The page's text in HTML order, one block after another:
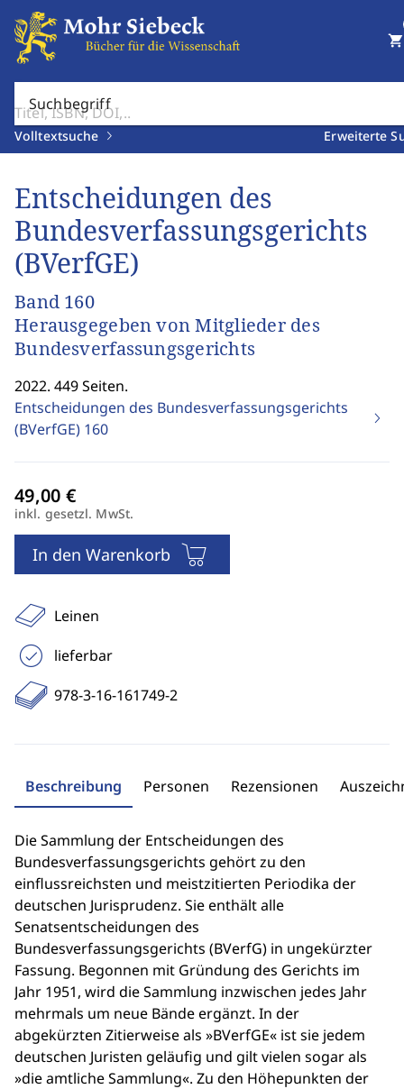
Suchbegriff
Volltextsuche Erweiterte
shopping_cart
Entscheidungen des
Bundesverfassungsgerichts
(BVerfGE)
Band 160
Herausgegeben von Mitglieder des
Bundesverfassungsgerichts
2022. 449 Seiten.
Entscheidungen des Bundesverfassungsgerichts
(BVerfGE) 160
inkl. gesetzl. MwSt.
In den Warenkorb
Leinen
lieferbar
978-3-16-161749-2
Beschreibung Personen Rezensionen
Die Sammlung der Entscheidungen des
Bundesverfassungsgerichts gehört zu den
einflussreichsten und meistzitierten Periodika der
deutschen Jurisprudenz. Sie enthält alle
Senatsentscheidungen des
Bundesverfassungsgerichts (BVerfG) in ungekürzter
Fassung. Begonnen mit Gründung des Gerichts im
Jahr 1951, wird die Sammlung inzwischen jedes Jahr
mehrmals um neue Bände ergänzt. In der
abgekürzten Zitierweise als »BVerfGE« ist sie jedem
deutschen Juristen geläufig und gilt vielen sogar als
»die amtliche Sammlung«. Zu den Höhepunkten der